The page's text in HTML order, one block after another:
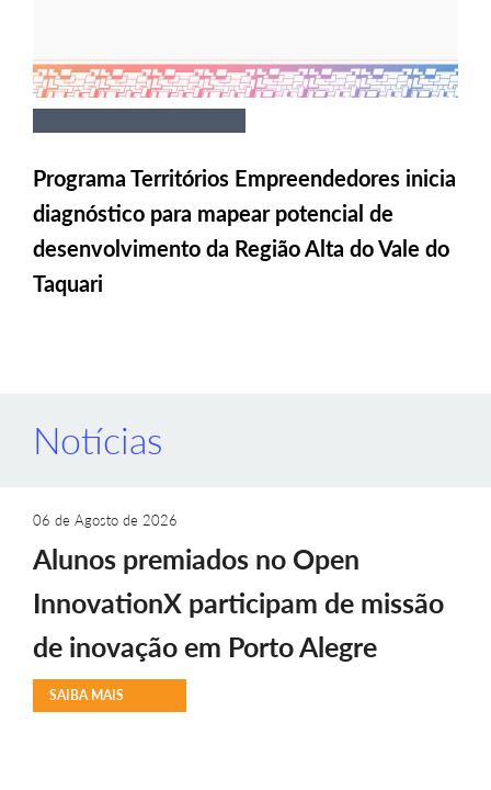
Programa Territórios Empreendedores inicia
diagnóstico para mapear potencial de
desenvolvimento da Região Alta do Vale do
Taquari
Notícias
06 de Agosto de 2026
Alunos premiados no Open
InnovationX participam de missão
de inovação em Porto Alegre
SAIBA MAIS